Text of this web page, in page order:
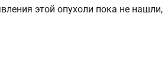
этой опухоли пока не нашли,